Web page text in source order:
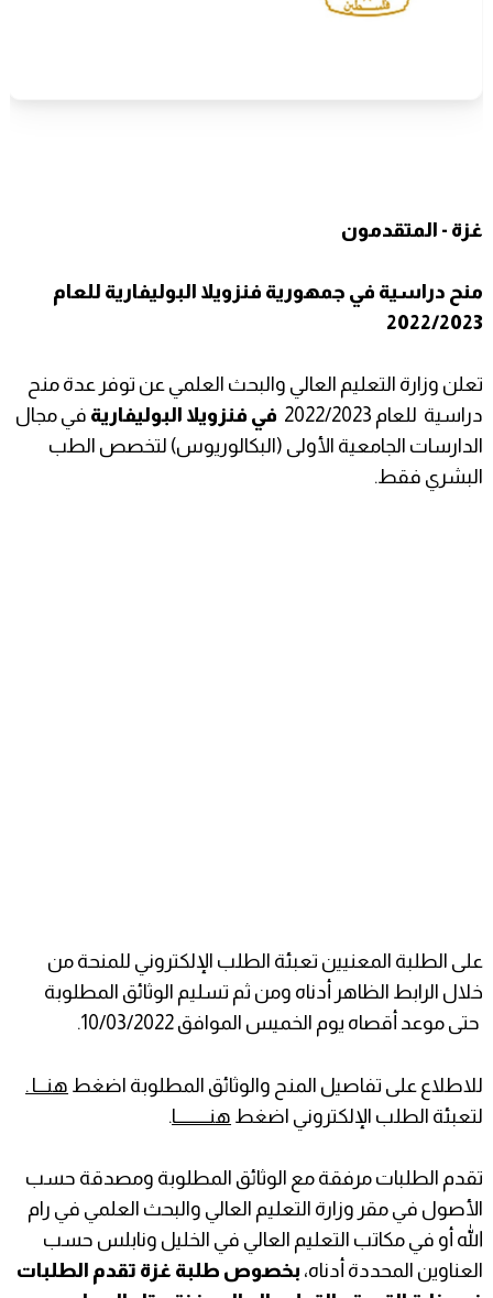
غزة - المتقدمون
منح دراسية في جمهورية فنزويلا البوليفارية للعام
2022/2023
تعلن وزارة التعليم العالي والبحث العلمي عن توفر عدة منح
دراسية للعام 2022/2023
في فنزويلا البوليفارية في مجال
الدارسات الجامعية الأولى (البكالوريوس) لتخصص الطب
البشري فقط.
على الطلبة المعنيين تعبئة الطلب الإلكتروني للمنحة من
خلال الرابط الظاهر أدناه ومن ثم تسليم الوثائق المطلوبة
حتى موعد أقصاه يوم الخميس الموافق 10/03/2022.
للاطلاع على تفاصيل المنح والوثائق المطلوبة اضغط هنـــا .
لتعبئة الطلب الإلكتروني اضغط هنــــــــــا.
تقدم الطلبات مرفقة مع الوثائق المطلوبة ومصدقة حسب
الأصول في مقر وزارة التعليم العالي والبحث العلمي في رام
الله أو في مكاتب التعليم العالي في الخليل ونابلس حسب
العناوين المحددة أدناه، بخصوص طلبة غزة تقدم الطلبات